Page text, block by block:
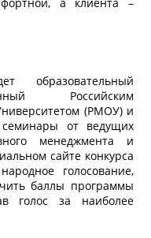
образовательный
Российским
(РМОУ) и
от ведущих
менеджмента и
сайте конкурса
голосование,
баллы программы
голос за наиболее